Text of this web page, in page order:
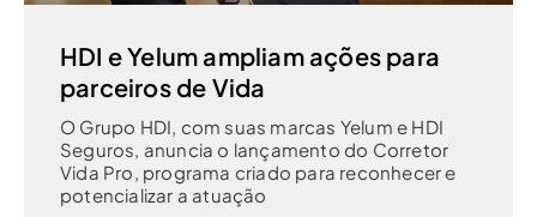
HDI e Yelum ampliam ações para
parceiros de Vida
O Grupo HDI, com suas marcas Yelum e HDI
Seguros, anuncia o lançamento do Corretor
Vida Pro, programa criado para reconhecer e
potencializar a atuação